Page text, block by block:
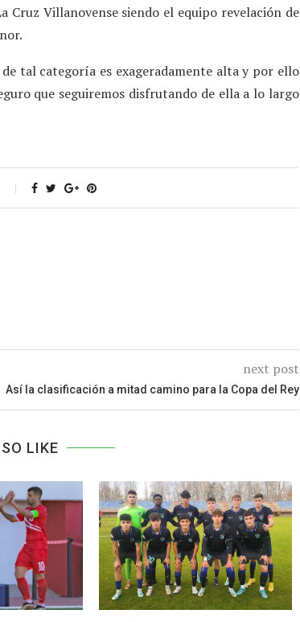
Cruz Villanovense siendo el equipo revelación de
tal categoría es exageradamente alta y por ello
que seguiremos disfrutando de ella a lo largo
next post
Así la clasificación a mitad camino para la Copa del Rey
LIKE